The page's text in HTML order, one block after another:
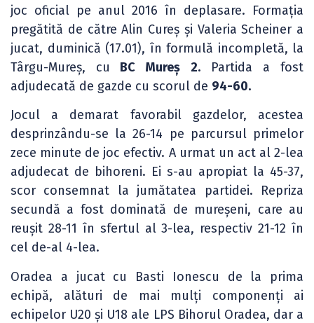
joc oficial pe anul 2016 în deplasare. Formația
pregătită de către Alin Cureș și Valeria Scheiner a
jucat, duminică (17.01), în formulă incompletă, la
Târgu-Mureș, cu BC Mureș 2.Partida a fost
adjudecată de gazde cu scorul de 94-60.
Jocul a demarat favorabil gazdelor, acestea
desprinzându-se la 26-14 pe parcursul primelor
zece minute de joc efectiv. A urmat un act al 2-lea
adjudecat de bihoreni. Ei s-au apropiat la 45-37,
scor consemnat la jumătatea partidei. Repriza
secundă a fost dominată de mureșeni, care au
reușit 28-11 în sfertul al 3-lea, respectiv 21-12 în
cel de-al 4-lea.
Oradea a jucat cu Basti Ionescu de la prima
echipă, alături de mai mulți componenți ai
echipelor U20 și U18 ale LPS Bihorul Oradea, dar a